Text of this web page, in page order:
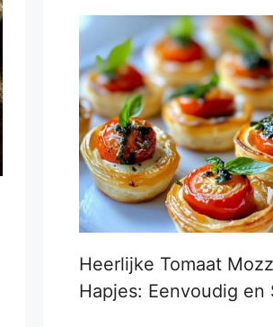
Heerlijke Tomaat
Hapjes: Eenvoudig en